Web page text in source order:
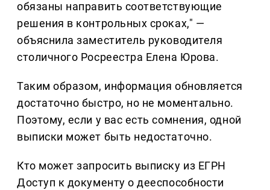
обязаны направить соответствующие
решения в контрольных сроках," —
объяснила заместитель руководителя
столичного Росреестра Елена Юрова.
Таким образом, информация обновляется
достаточно быстро, но не моментально.
Поэтому, если у вас есть сомнения, одной
выписки может быть недостаточно.
Кто может запросить выписку из ЕГРН
Доступ к документу о дееспособности